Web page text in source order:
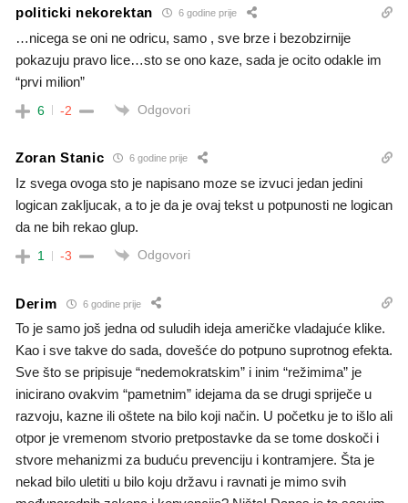
politicki nekorektan 6 godine prije
…nicega se oni ne odricu, samo , sve brze i bezobzirnije
pokazuju pravo lice…sto se ono kaze, sada je ocito odakle im
“prvi milion”
6 -2 Odgovori
Zoran Stanic 6 godine prije
Iz svega ovoga sto je napisano moze se izvuci jedan jedini
logican zakljucak, a to je da je ovaj tekst u potpunosti ne logican
da ne bih rekao glup.
1 -3 Odgovori
Derim 6 godine prije
To je samo još jedna od suludih ideja američke vladajuće klike.
Kao i sve takve do sada, dovešće do potpuno suprotnog efekta.
Sve što se pripisuje “nedemokratskim” i inim “režimima” je
inicirano ovakvim “pametnim” idejama da se drugi spriječe u
razvoju, kazne ili oštete na bilo koji način. U početku je to išlo ali
otpor je vremenom stvorio pretpostavke da se tome doskoči i
stvore mehanizmi za buduću prevenciju i kontramjere. Šta je
nekad bilo uletiti u bilo koju državu i ravnati je mimo svih